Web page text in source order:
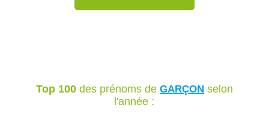
Top 100des prénoms de GARÇONselon
l'année :